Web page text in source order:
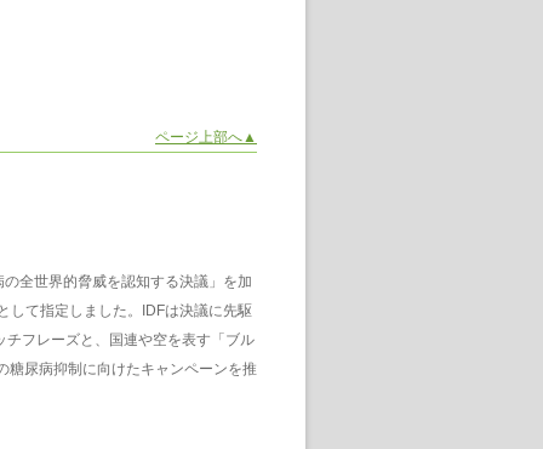
ページ上部へ▲
全世界的脅威を認知する決議」を加
して指定しました。IDFは決議に先駆
チフレーズと、国連や空を表す「ブル
糖尿病抑制に向けたキャンペーンを推